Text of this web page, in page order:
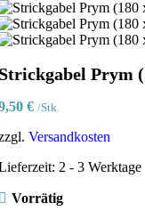
Prym
€ /Stk.
Versandkosten
2 - 3 Werktage
Vorrätig